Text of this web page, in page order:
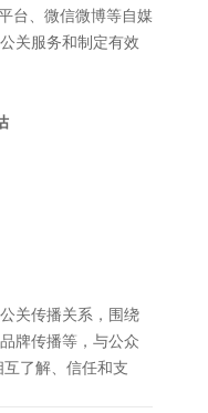
台、微信微博等自媒
关服务和制定有效
关传播关系，围绕
牌传播等，与公众
了解、信任和支